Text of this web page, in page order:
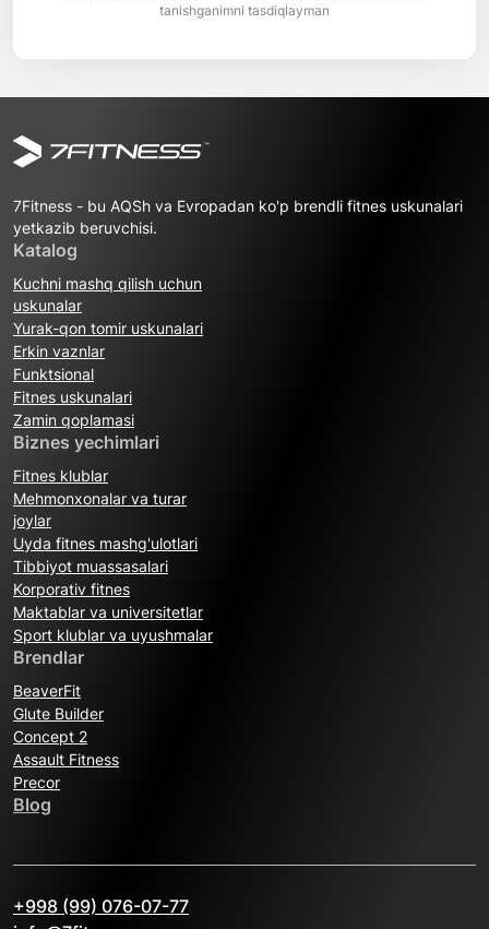
tanishganimni tasdiqlayman
7Fitness - bu AQSh va Evropadan ko'p brendli fitnes uskunalari
yetkazib beruvchisi.
Katalog
Kuchni mashq qilish uchun
uskunalar
Yurak-qon tomir uskunalari
Erkin vaznlar
Funktsional
Fitnes uskunalari
Zamin qoplamasi
Biznes yechimlari
Fitnes klublar
Mehmonxonalar va turar
joylar
Uyda fitnes mashg'ulotlari
Tibbiyot muassasalari
Korporativ fitnes
Maktablar va universitetlar
Sport klublar va uyushmalar
Brendlar
BeaverFit
Glute Builder
Concept 2
Assault Fitness
Precor
Blog
+998 (99) 076-07-77